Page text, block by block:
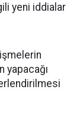
yeni iddialar
yapacağı